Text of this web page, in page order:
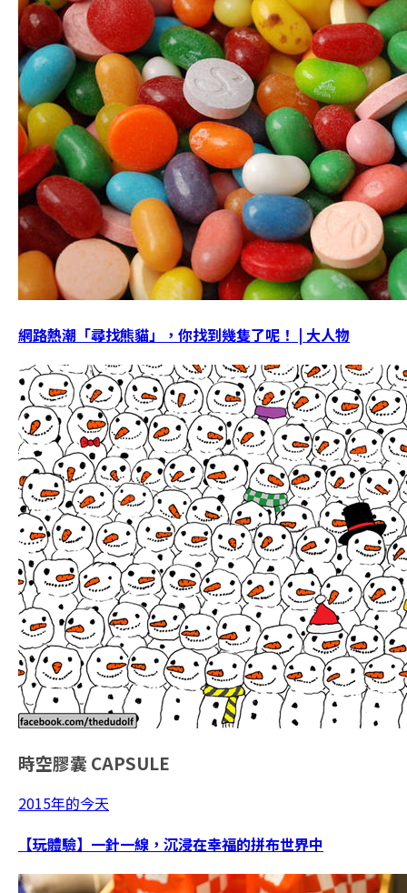
網路熱潮「尋找熊貓」，你找到幾隻了呢！ | 大人物
時空膠囊 CAPSULE
2015年的今天
【玩體驗】一針一線，沉浸在幸福的拼布世界中